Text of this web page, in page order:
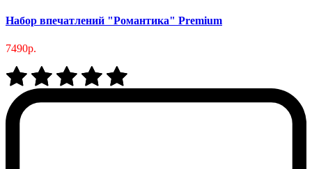
Набор впечатлений "Романтика" Premium
7490р.